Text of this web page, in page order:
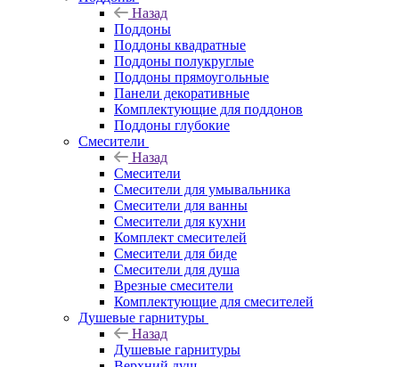
Назад
Поддоны
Поддоны квадратные
Поддоны полукруглые
Поддоны прямоугольные
Панели декоративные
Комплектующие для поддонов
Поддоны глубокие
Смесители
Назад
Смесители
Смесители для умывальника
Смесители для ванны
Смесители для кухни
Комплект смесителей
Смесители для биде
Смесители для душа
Врезные смесители
Комплектующие для смесителей
Душевые гарнитуры
Назад
Душевые гарнитуры